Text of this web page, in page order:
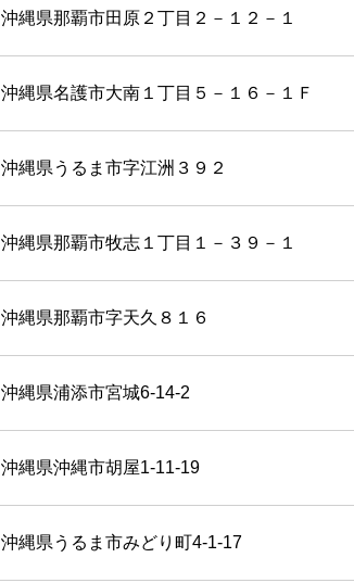
沖縄県那覇市田原２丁目２－１２－１
沖縄県名護市大南１丁目５－１６－１Ｆ
沖縄県うるま市字江洲３９２
沖縄県那覇市牧志１丁目１－３９－１
沖縄県那覇市字天久８１６
沖縄県浦添市宮城6-14-2
沖縄県沖縄市胡屋1-11-19
沖縄県うるま市みどり町4-1-17